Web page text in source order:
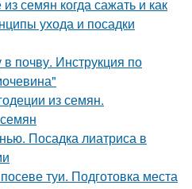
семян когда сажать и как
ухода и посадки
почву. Инструкция по
из семян.
Посадка лиатриса в
туи. Подготовка места